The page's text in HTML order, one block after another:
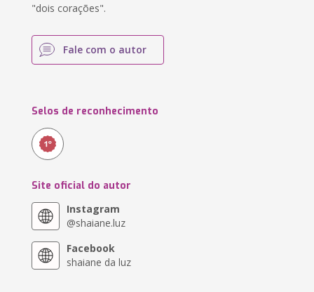
"dois corações".
Fale com o autor
Selos de reconhecimento
Site oficial do autor
Instagram
@shaiane.luz
Facebook
shaiane da luz